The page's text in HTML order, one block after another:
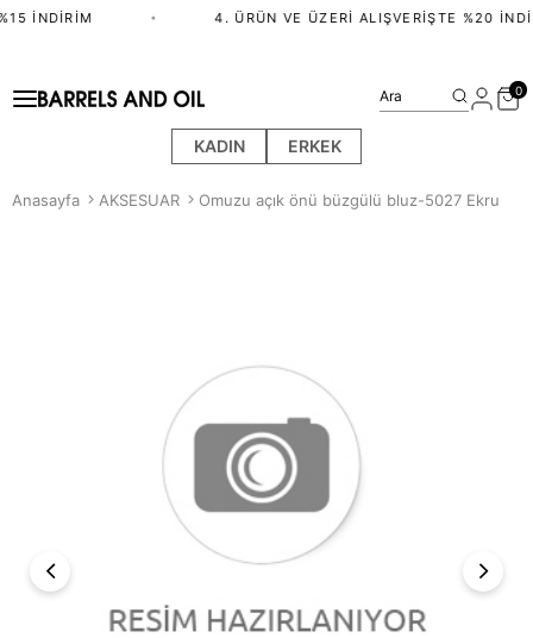
İNDIRIM 4. ÜRÜN VE ÜZERI ALIŞVERIŞTE %20
KADIN ERKEK
Ara 0
Anasayfa AKSESUAR Omuzu açık önü büzgülü bluz-5027 Ekru